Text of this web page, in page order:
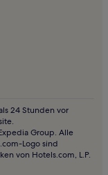
24 Stunden vor
Group. Alle
Logo sind
von Hotels.com, L.P.